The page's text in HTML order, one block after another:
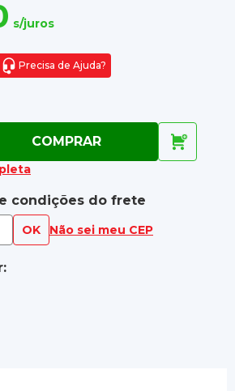
s/juros
Precisa de Ajuda?
COMPRAR
condições do frete
OK Não sei meu CEP